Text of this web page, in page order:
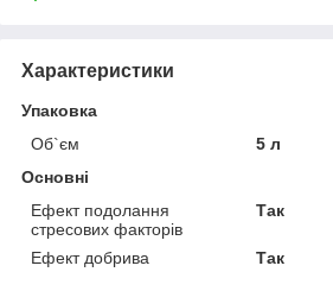
Характеристики
Упаковка
Об`єм
5 л
Основні
Ефект подолання
стресових факторів
Так
Ефект добрива Так